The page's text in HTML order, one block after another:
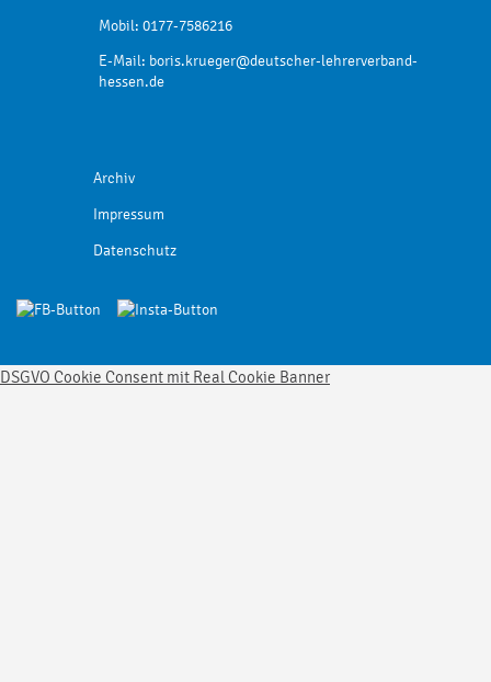
Mobil: 0177-7586216
E-Mail: boris.krueger@deutscher-lehrerverband-
hessen.de
Archiv
Impressum
Datenschutz
DSGVO Cookie Consent mit Real Cookie Banner